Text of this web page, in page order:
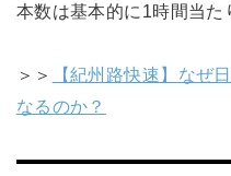
本数は基本的に1時間当た
＞＞
【紀州路快速】なぜ
なるのか？